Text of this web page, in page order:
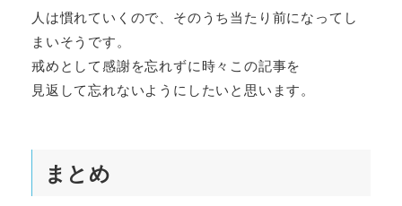
人は慣れていくので、そのうち当たり前になってし
まいそうです。
戒めとして感謝を忘れずに時々この記事を
見返して忘れないようにしたいと思います。
まとめ